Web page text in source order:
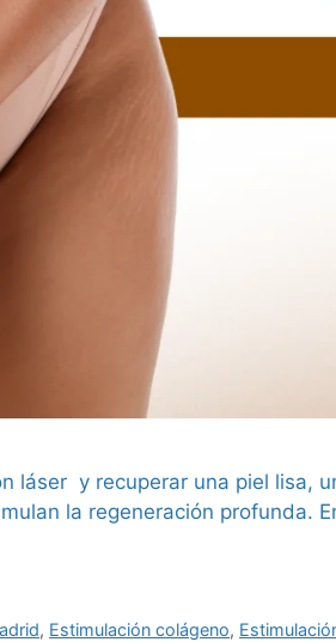
láser y recuperar una piel lisa,
la regeneración profunda.
, Estimulación colágeno,